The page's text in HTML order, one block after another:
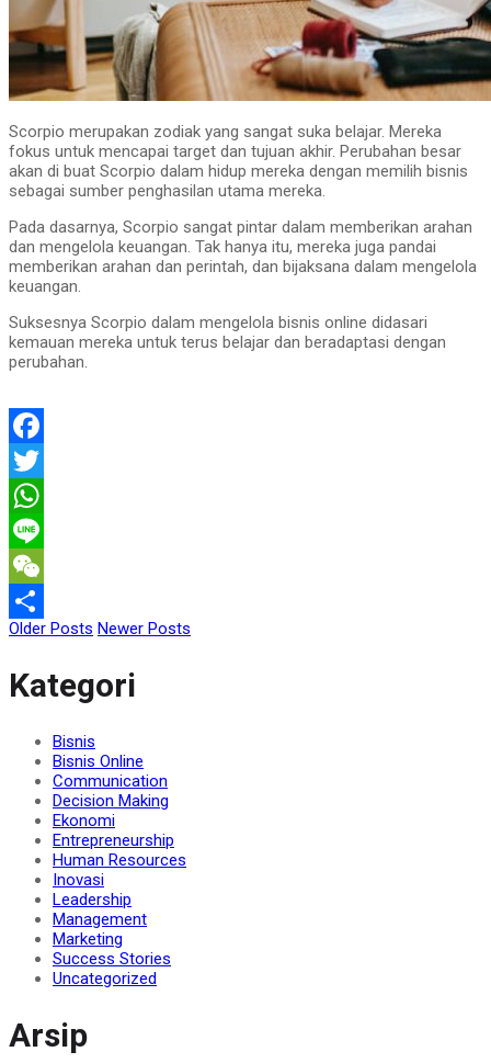
Scorpio merupakan zodiak yang sangat suka belajar. Mereka
fokus untuk mencapai target dan tujuan akhir. Perubahan besar
akan di buat Scorpio dalam hidup mereka dengan memilih bisnis
sebagai sumber penghasilan utama mereka.
Pada dasarnya, Scorpio sangat pintar dalam memberikan arahan
dan mengelola keuangan. Tak hanya itu, mereka juga pandai
memberikan arahan dan perintah, dan bijaksana dalam mengelola
keuangan.
Suksesnya Scorpio dalam mengelola bisnis online didasari
kemauan mereka untuk terus belajar dan beradaptasi dengan
perubahan.
Facebook
Twitter
WhatsApp
Line
WeChat
Share
Older Posts Newer Posts
Kategori
Bisnis
Bisnis Online
Communication
Decision Making
Ekonomi
Entrepreneurship
Human Resources
Inovasi
Leadership
Management
Marketing
Success Stories
Uncategorized
Arsip